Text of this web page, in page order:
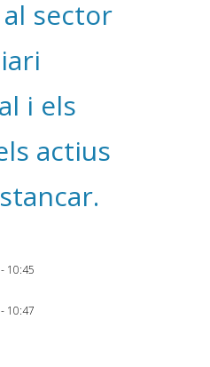
sector
i els
actius
10:45
10:47